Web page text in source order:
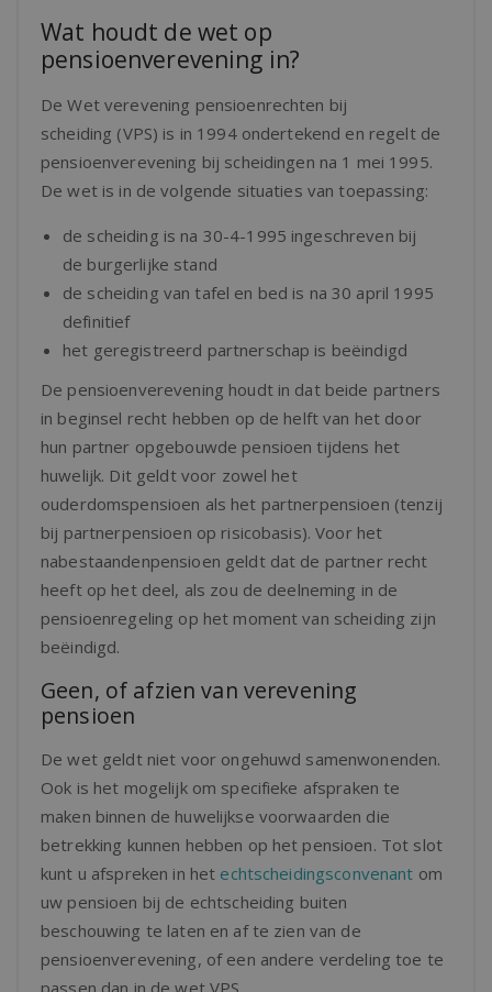
Wat houdt de wet op
pensioenverevening in?
De Wet verevening pensioenrechten bij
scheiding (VPS) is in 1994 ondertekend en regelt de
pensioenverevening bij scheidingen na 1 mei 1995.
De wet is in de volgende situaties van toepassing:
de scheiding is na 30-4-1995 ingeschreven bij
de burgerlijke stand
de scheiding van tafel en bed is na 30 april 1995
definitief
het geregistreerd partnerschap is beëindigd
De pensioenverevening houdt in dat beide partners
in beginsel recht hebben op de helft van het door
hun partner opgebouwde pensioen tijdens het
huwelijk. Dit geldt voor zowel het
ouderdomspensioen als het partnerpensioen (tenzij
bij partnerpensioen op risicobasis). Voor het
nabestaandenpensioen geldt dat de partner recht
heeft op het deel, als zou de deelneming in de
pensioenregeling op het moment van scheiding zijn
beëindigd.
Geen, of afzien van verevening
pensioen
De wet geldt niet voor ongehuwd samenwonenden.
Ook is het mogelijk om specifieke afspraken te
maken binnen de huwelijkse voorwaarden die
betrekking kunnen hebben op het pensioen. Tot slot
kunt u afspreken in het echtscheidingsconvenant om
uw pensioen bij de echtscheiding buiten
beschouwing te laten en af te zien van de
pensioenverevening, of een andere verdeling toe te
passen dan in de wet VPS.